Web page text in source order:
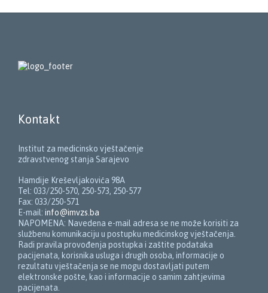
Kontakt
Institut za medicinsko vještačenje
zdravstvenog stanja Sarajevo
Hamdije Kreševljakovića 98A
Tel: 033/250-570, 250-573, 250-577
Fax: 033/250-571
E-mail: info@imvzs.ba
NAPOMENA: Navedena e-mail adresa se ne može korisiti za
službenu komunikaciju u postupku medicinskog vještačenja.
Radi pravila provođenja postupka i zaštite podataka
pacijenata, korisnika usluga i drugih osoba, informacije o
rezultatu vještačenja se ne mogu dostavljati putem
elektronske pošte, kao i informacije o samim zahtjevima
pacijenata.